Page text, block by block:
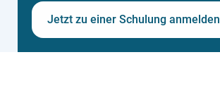
Jetzt zu einer Schulung anmelden